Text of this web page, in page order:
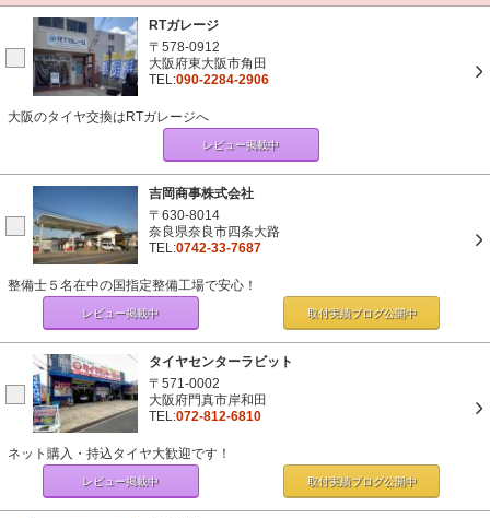
RTガレージ
〒578-0912
大阪府東大阪市角田
TEL:090-2284-2906
大阪のタイヤ交換はRTガレージへ
レビュー掲載中
吉岡商事株式会社
〒630-8014
奈良県奈良市四条大路
TEL:0742-33-7687
整備士５名在中の国指定整備工場で安心！
レビュー掲載中 取付実績ブログ公開中
タイヤセンターラビット
〒571-0002
大阪府門真市岸和田
TEL:072-812-6810
ネット購入・持込タイヤ大歓迎です！
レビュー掲載中 取付実績ブログ公開中